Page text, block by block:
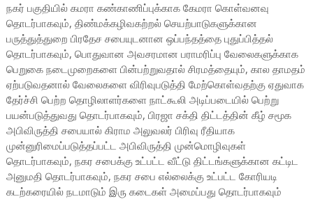
நகர் பகுதியில் கமரா கண்காணிப்புக்காக கேமரா கொள்வனவு
தொடர்பாகவும், திண்மக்கழிவகற்றல் செயற்பாடுகளுக்கான
பருத்துத்துறை பிரதேச சபையுடனான ஒப்பந்தத்தை புதுப்பித்தல்
தொடர்பாகவும், பொதுவான அவசரமான பராமரிப்பு வேலைகளுக்காக
பெறுகை நடைமுறைகளை பின்பற்றுவதால் சிரமத்தையும், கால தாமதம்
ஏற்படுவதனால் வேலைகளை விரிவுபடுத்தி மேற்கொள்வதற்கு ஏதுவாக
தேர்ச்சி பெற்ற தொழிலாளர்களை நாட்கூலி அடிப்படையில் பெற்று
பயன்படுத்துவது தொடர்பாகவும், பிரஜா சக்தி திட்டத்தின் கீழ் சமூக
அபிவிருத்தி சபையால் கிராம அலுவலர் பிரிவு ரீதியாக
முன்னுரிமைப்படுத்தப்பட்ட அபிவிருத்தி முன்மொழிவுகள்
தொடர்பாகவும், நகர சபைக்கு உட்பட்ட வீட்டு திட்டங்களுக்கான கட்டிட
அனுமதி தொடர்பாகவும், நகர சபை எல்லைக்கு உட்பட்ட கோரியடி
கடற்கரையில் நடமாடும் இரு கடைகள் அமைப்பது தொடர்பாகவும்